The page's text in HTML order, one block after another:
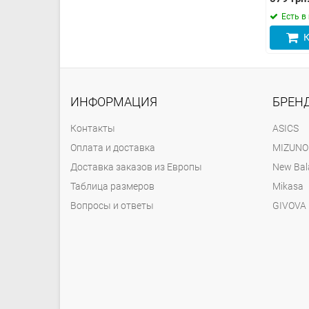
Есть
ИНФОРМАЦИЯ
Контакты
Оплата и доставка
Доставка заказов из Европы
Таблица размеров
Вопросы и ответы
ASICS
MIZUNO
New
Mikasa
GIVOVA